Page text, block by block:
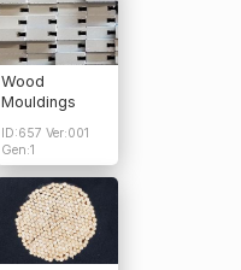
Wood
Mouldings
ID:657 Ver:001
Gen:1